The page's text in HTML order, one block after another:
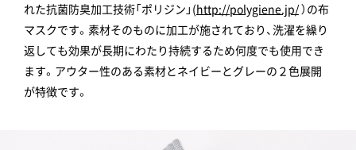
れた抗菌防臭加工技術「ポリジン」(http://polygiene.jp/）の布
マスクです。素材そのものに加工が施されており、洗濯を繰り
返しても効果が長期にわたり持続するため何度でも使用でき
ます。アウター性のある素材とネイビーとグレーの２色展開
が特徴です。